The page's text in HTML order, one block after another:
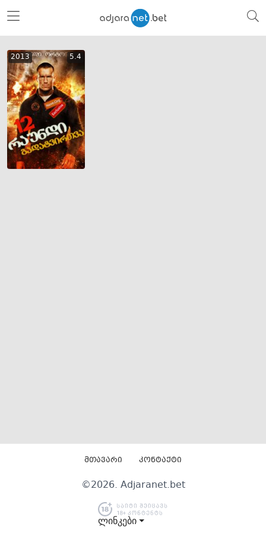
2013 5.4
მთავარი კონტაქტი
ლინკები ⏷
©2026. Adjaranet.bet